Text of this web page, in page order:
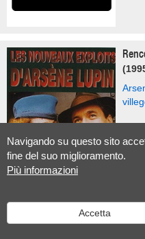
Navigando su questo sito
fine del suo miglioramento.
Più informazioni
Accetta